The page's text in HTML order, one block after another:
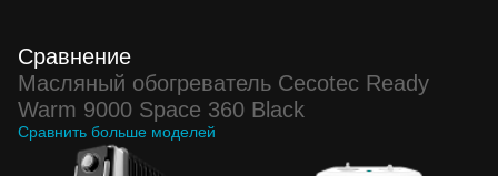
Сравнение
Масляный обогреватель Cecotec Ready
Warm 9000 Space 360 Black
Сравнить больше моделей